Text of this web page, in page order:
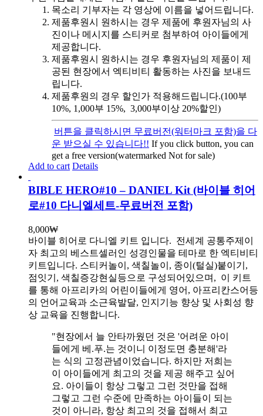
목소리 기부자는 각 영상에 이름을 넣어드립니다.
제품후원시 원하시는 경우 제품에 후원자님의 사
진이나 메시지를 스티커로 첨부하여 아이들에게
제공합니다.
제품후원시 원하시는 경우 후원자님의 제품이 제
공된 현장에서 엑티비티 활동하는 사진을 보내드
립니다.
제품후원의 경우 할인가 적용해드립니다.(100부
10%, 1,000부 15%, 3,000부이상 20%할인)
버튼을 클릭하시면 무료버전(워터마크 포함)을 다
운 받으실 수 있습니다!! If you click button, you can
get a free version(watermarked Not for sale)
Add to cart Details
BIBLE HERO#10 – DANIEL Kit (바이블 히어
로#10 다니엘세트-무료버전 포함)
8,000₩
바이블 히어로 다니엘 키트 입니다. 전세계 공통주제이
자 최고의 베스트셀러인 성경인물을 테마로 한 엑티비티
키트입니다. 스티커놀이, 색칠놀이, 종이(털실)붙이기,
점잇기, 색칠증강현실등으로 구성되어있으며, 이 키트
를 통해 아프리카의 어린이들에게 영어, 아프리칸스어등
의 언어교육과 소근육발달, 인지기능 향상 및 사회성 향
상 교육을 진행합니다.
"현장에서 늘 안타까웠던 것은 '어려운 아이
들에게 베.푸.는 것이니 이정도면 충분해'라
는 식의 고정관념이었습니다. 하지만 저희는
이 아이들에게 최고의 것을 제공 해주고 싶어
요. 아이들이 항상 그렇고 그런 것만을 접해
그렇고 그런 수준에 만족하는 아이들이 되는
것이 아니라, 항상 최고의 것을 접해서 최고